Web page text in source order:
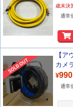
歳末決
通常
【
カメ
¥
通常